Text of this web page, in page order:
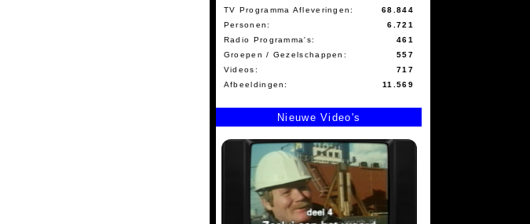
TV Programma Afleveringen:
68.844
Personen:
6.721
Radio Programma's:
461
Groepen / Gezelschappen:
557
Videos:
717
Afbeeldingen:
11.569
Nieuwe Video's